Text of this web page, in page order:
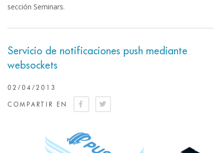
sección Seminars.
Servicio de notificaciones push mediante
websockets
02/04/2013
COMPARTIR EN